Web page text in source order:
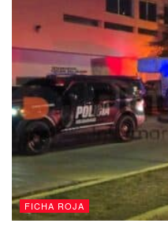
FICHA ROJA